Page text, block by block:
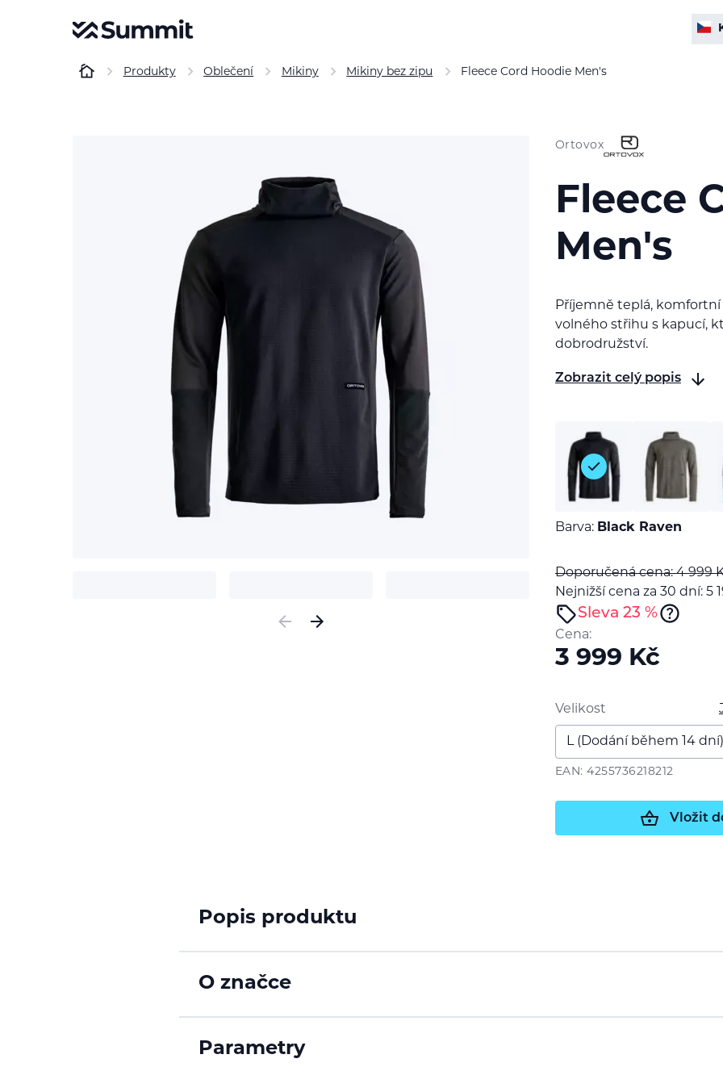
Produkty Oblečení Mikiny Mikiny bez zipu Fleece Cord Hoodie Men's
Ortovox
Fleece
Men's
Příjemně teplá, komfortní
volného střihu s kapucí,
dobrodružství.
Zobrazit celý popis
Previous
Barva: Black Raven
Doporučená cena: 4 999
Nejnižší cena za 30 dní: 5
Sleva 23 %
Cena:
3 999 Kč
Velikost
EAN: 4255736218212
Vložit
Popis produktu
O značce
Parametry